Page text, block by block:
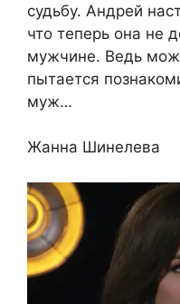
судьбу. Андрей
что теперь она не
мужчине. Ведь
пытается
муж…​
​Жанна Шинелева